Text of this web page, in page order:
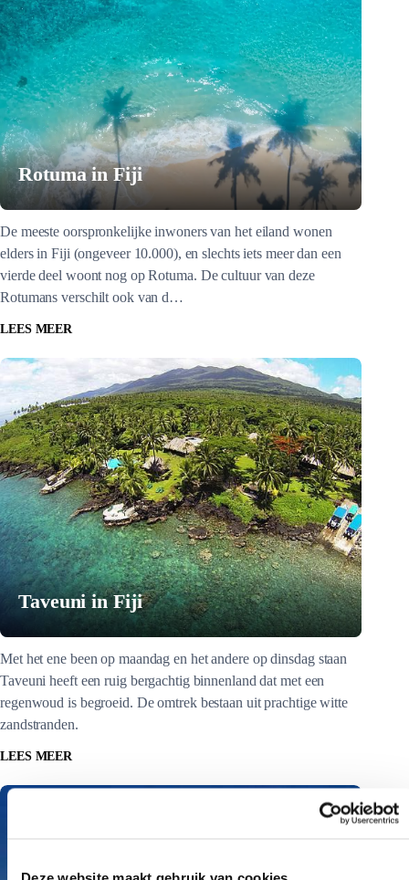
Rotuma in Fiji
De meeste oorspronkelijke inwoners van het eiland wonen
elders in Fiji (ongeveer 10.000), en slechts iets meer dan een
vierde deel woont nog op Rotuma. De cultuur van deze
Rotumans verschilt ook van d…
LEES MEER
Taveuni in Fiji
Met het ene been op maandag en het andere op dinsdag staan
Taveuni heeft een ruig bergachtig binnenland dat met een
regenwoud is begroeid. De omtrek bestaan uit prachtige witte
zandstranden.
LEES MEER